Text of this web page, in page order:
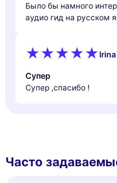
Было бы намного
аудио гид на русском
Супер
Супер ,спасибо !
Часто